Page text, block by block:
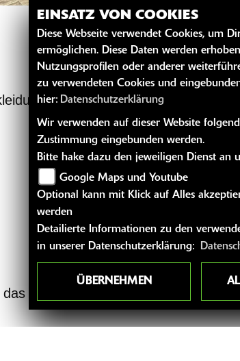
und Helme der Marken:
Richtige finden!
EINSATZ VON COOKIES
Diese Webseite verwendet Cookies, um
ermöglichen. Diese Daten werden
Nutzungsprofilen oder anderer
zu verwendeten Cookies und
hier: Datenschutzerklärung
Wir verwenden auf dieser Website
Zustimmung eingebunden werden.
Bitte hake dazu den jeweiligen Dienst an
Google Maps und Youtube
Optional kann mit Klick auf Alles
werden
Detailierte Informationen zu den
in unserer Datenschutzerklärung:
ÜBERNEHMEN